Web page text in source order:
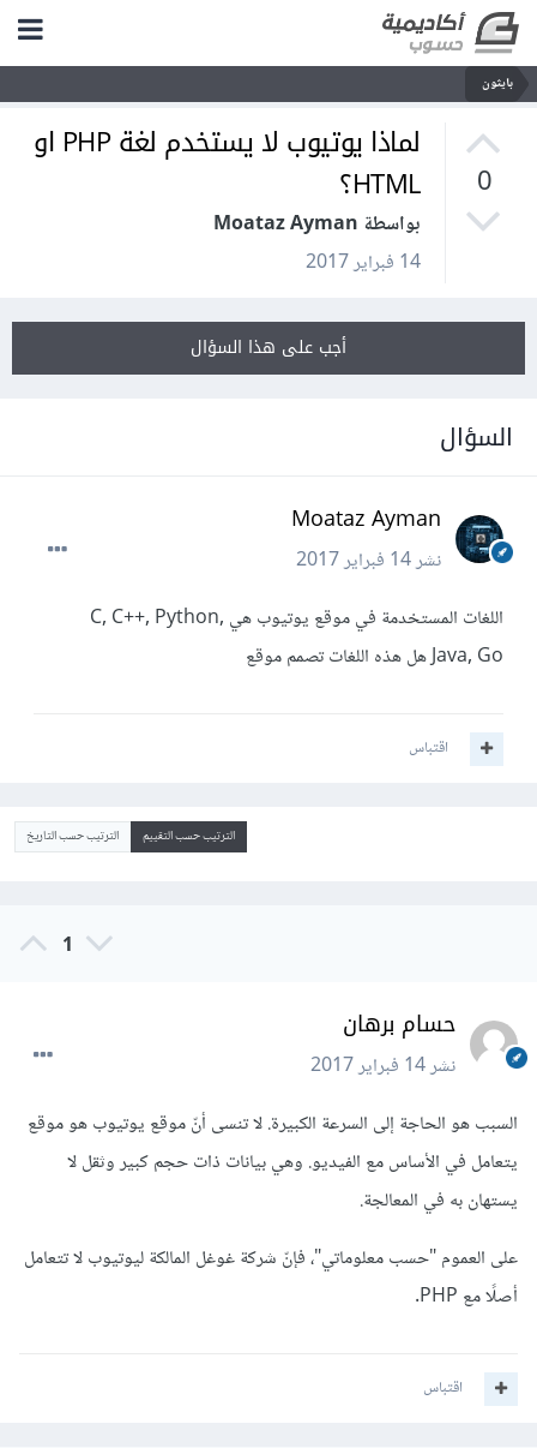
بايثون
0
لماذا يوتيوب لا يستخدم لغة PHP او
HTML؟
بواسطة Moataz Ayman
14 فبراير 2017
أجب على هذا السؤال
السؤال
Moataz Ayman
نشر14 فبراير 2017
اللغات المستخدمة في موقع يوتيوب هي C, C++, Python,
Java, Go هل هذه اللغات تصمم موقع
اقتباس
الترتيب حسب التقييم الترتيب حسب التاريخ
1
حسام برهان
نشر14 فبراير 2017
السبب هو الحاجة إلى السرعة الكبيرة. لا تنسى أنّ موقع يوتيوب هو موقع
يتعامل في الأساس مع الفيديو. وهي بيانات ذات حجم كبير وثقل لا
يستهان به في المعالجة.
على العموم "حسب معلوماتي"، فإنّ شركة غوغل المالكة ليوتيوب لا تتعامل
أصلًا مع PHP.
اقتباس